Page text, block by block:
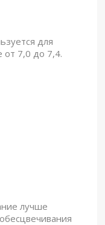
для
от 7,0 до 7,4.
лучше